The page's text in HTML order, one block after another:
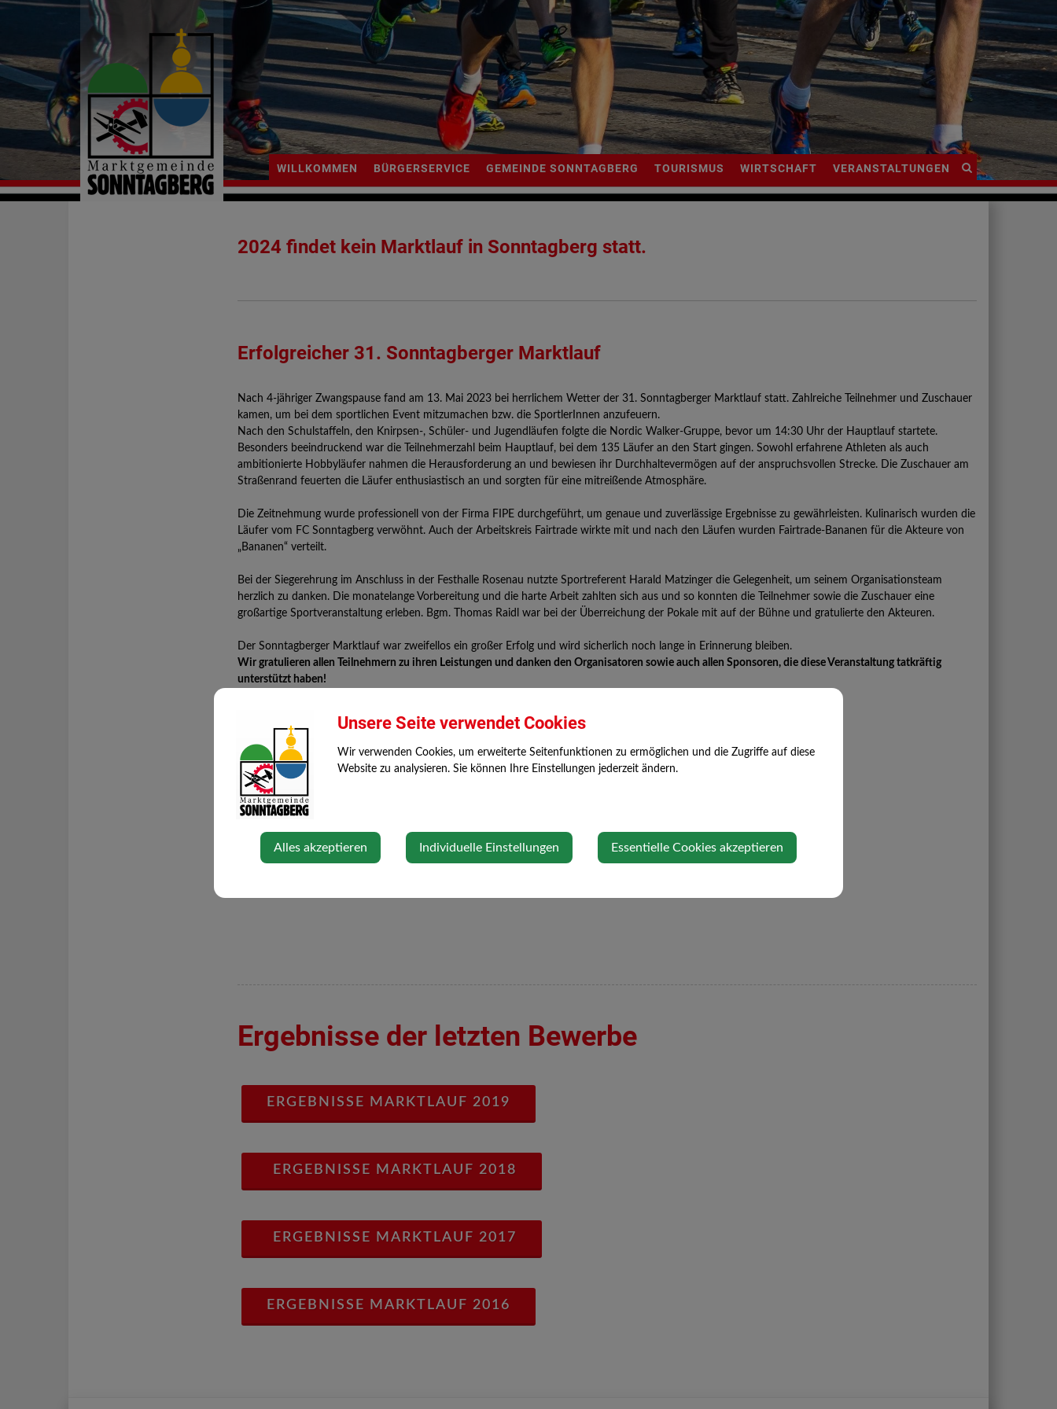
Site
search
WILLKOMMEN BÜRGERSERVICE GEMEINDE SONNTAGBERG TOURISMUS WIRTSCHAFT VERANSTALTUNGEN
2024 findet kein Marktlauf in Sonntagberg statt.
Erfolgreicher 31. Sonntagberger Marktlauf
Nach 4-jähriger Zwangspause fand am 13. Mai 2023 bei herrlichem Wetter der 31. Sonntagberger Marktlauf statt. Zahlreiche Teilnehmer und Zuschauer
kamen, um bei dem sportlichen Event mitzumachen bzw. die SportlerInnen anzufeuern.
Nach den Schulstaffeln, den Knirpsen-, Schüler- und Jugendläufen folgte die Nordic Walker-Gruppe, bevor um 14:30 Uhr der Hauptlauf startete.
Besonders beeindruckend war die Teilnehmerzahl beim Hauptlauf, bei dem 135 Läufer an den Start gingen. Sowohl erfahrene Athleten als auch
ambitionierte Hobbyläufer nahmen die Herausforderung an und bewiesen ihr Durchhaltevermögen auf der anspruchsvollen Strecke. Die Zuschauer am
Straßenrand feuerten die Läufer enthusiastisch an und sorgten für eine mitreißende Atmosphäre.
Die Zeitnehmung wurde professionell von der Firma FIPE durchgeführt, um genaue und zuverlässige Ergebnisse zu gewährleisten. Kulinarisch wurden die
Läufer vom FC Sonntagberg verwöhnt. Auch der Arbeitskreis Fairtrade wirkte mit und nach den Läufen wurden Fairtrade-Bananen für die Akteure von
„Bananen“ verteilt.
Bei der Siegerehrung im Anschluss in der Festhalle Rosenau nutzte Sportreferent Harald Matzinger die Gelegenheit, um seinem Organisationsteam
herzlich zu danken. Die monatelange Vorbereitung und die harte Arbeit zahlten sich aus und so konnten die Teilnehmer sowie die Zuschauer eine
großartige Sportveranstaltung erleben. Bgm. Thomas Raidl war bei der Überreichung der Pokale mit auf der Bühne und gratulierte den Akteuren.
Der Sonntagberger Marktlauf war zweifellos ein großer Erfolg und wird sicherlich noch lange in Erinnerung bleiben.
Wir gratulieren allen Teilnehmern zu ihren Leistungen und danken den Organisatoren sowie auch allen Sponsoren, die diese Veranstaltung tatkräftig
unterstützt haben!
Ergebnisliste
Fotos von Günther Hammerschmid
Fotos von Robert Offenberger
Ergebnisse der letzten Bewerbe
ERGEBNISSE MARKTLAUF 2019
ERGEBNISSE MARKTLAUF 2018
ERGEBNISSE MARKTLAUF 2017
ERGEBNISSE MARKTLAUF 2016
Unsere Seite verwendet Cookies
Wir verwenden Cookies, um erweiterte Seitenfunktionen zu ermöglichen und die Zugriffe auf diese
Website zu analysieren. Sie können Ihre Einstellungen jederzeit ändern.
Alles akzeptieren Individuelle Einstellungen Essentielle Cookies akzeptieren